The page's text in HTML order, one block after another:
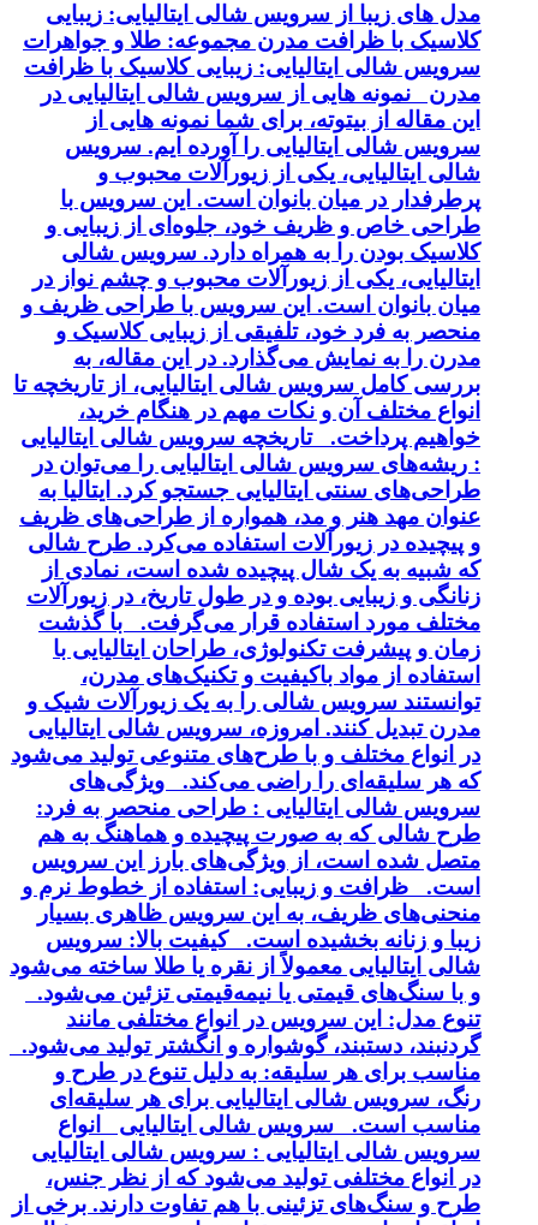
مدل های زیبا از سرویس شالی ایتالیایی: زیبایی
کلاسیک با ظرافت مدرن مجموعه: طلا و جواهرات
سرویس شالی ایتالیایی: زیبایی کلاسیک با ظرافت
مدرن نمونه هایی از سرویس شالی ایتالیایی در
این مقاله از بیتوته، برای شما نمونه هایی از
سرویس شالی ایتالیایی را آورده ایم. سرویس
شالی ایتالیایی، یکی از زیورآلات محبوب و
پرطرفدار در میان بانوان است. این سرویس با
طراحی خاص و ظریف خود، جلوه‌ای از زیبایی و
کلاسیک بودن را به همراه دارد. سرویس شالی
ایتالیایی، یکی از زیورآلات محبوب و چشم نواز در
میان بانوان است. این سرویس با طراحی ظریف و
منحصر به فرد خود، تلفیقی از زیبایی کلاسیک و
مدرن را به نمایش می‌گذارد. در این مقاله، به
بررسی کامل سرویس شالی ایتالیایی، از تاریخچه تا
انواع مختلف آن و نکات مهم در هنگام خرید،
خواهیم پرداخت. تاریخچه سرویس شالی ایتالیایی
: ریشه‌های سرویس شالی ایتالیایی را می‌توان در
طراحی‌های سنتی ایتالیایی جستجو کرد. ایتالیا به
عنوان مهد هنر و مد، همواره از طراحی‌های ظریف
و پیچیده در زیورآلات استفاده می‌کرد. طرح شالی
که شبیه به یک شال پیچیده شده است، نمادی از
زنانگی و زیبایی بوده و در طول تاریخ، در زیورآلات
مختلف مورد استفاده قرار می‌گرفت. با گذشت
زمان و پیشرفت تکنولوژی، طراحان ایتالیایی با
استفاده از مواد باکیفیت و تکنیک‌های مدرن،
توانستند سرویس شالی را به یک زیورآلات شیک و
مدرن تبدیل کنند. امروزه، سرویس شالی ایتالیایی
در انواع مختلف و با طرح‌های متنوعی تولید می‌شود
که هر سلیقه‌ای را راضی می‌کند. ویژگی‌های
سرویس شالی ایتالیایی : طراحی منحصر به فرد:
طرح شالی که به صورت پیچیده و هماهنگ به هم
متصل شده است، از ویژگی‌های بارز این سرویس
است. ظرافت و زیبایی: استفاده از خطوط نرم و
منحنی‌های ظریف، به این سرویس ظاهری بسیار
زیبا و زنانه بخشیده است. کیفیت بالا: سرویس
شالی ایتالیایی معمولاً از نقره یا طلا ساخته می‌شود
و با سنگ‌های قیمتی یا نیمه‌قیمتی تزئین می‌شود.
تنوع مدل: این سرویس در انواع مختلفی مانند
گردنبند، دستبند، گوشواره و انگشتر تولید می‌شود.
مناسب برای هر سلیقه: به دلیل تنوع در طرح و
رنگ، سرویس شالی ایتالیایی برای هر سلیقه‌ای
مناسب است. سرویس شالی ایتالیایی انواع
سرویس شالی ایتالیایی : سرویس شالی ایتالیایی
در انواع مختلفی تولید می‌شود که از نظر جنس،
طرح و سنگ‌های تزئینی با هم تفاوت دارند. برخی از